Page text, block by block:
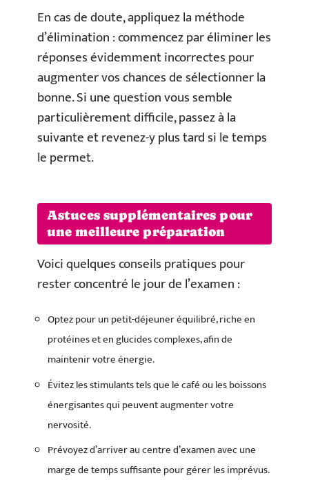
En cas de doute, appliquez la méthode
d’élimination : commencez par éliminer les
réponses évidemment incorrectes pour
augmenter vos chances de sélectionner la
bonne. Si une question vous semble
particulièrement difficile, passez à la
suivante et revenez-y plus tard si le temps
le permet.
Astuces supplémentaires pour
une meilleure préparation
Voici quelques conseils pratiques pour
rester concentré le jour de l’examen :
Optez pour un petit-déjeuner équilibré, riche en
protéines et en glucides complexes, afin de
maintenir votre énergie.
Évitez les stimulants tels que le café ou les boissons
énergisantes qui peuvent augmenter votre
nervosité.
Prévoyez d’arriver au centre d’examen avec une
marge de temps suffisante pour gérer les imprévus.